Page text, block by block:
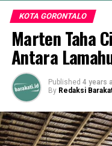
KOTA GORONTALO
Marten Taha
Antara
Published 4 years
By Redaksi